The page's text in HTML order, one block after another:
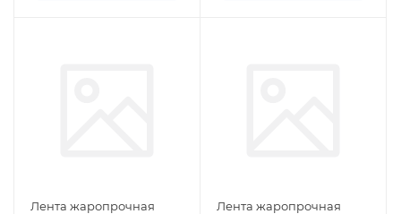
Лента жаропрочная
Лента жаропрочная